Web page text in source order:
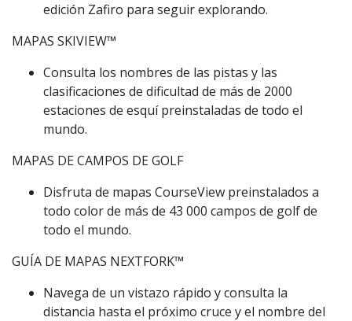
edición Zafiro para seguir explorando.
MAPAS SKIVIEW™️
Consulta los nombres de las pistas y las
clasificaciones de dificultad de más de 2000
estaciones de esquí preinstaladas de todo el
mundo.
MAPAS DE CAMPOS DE GOLF
Disfruta de mapas CourseView preinstalados a
todo color de más de 43 000 campos de golf de
todo el mundo.
GUÍA DE MAPAS NEXTFORK™️
Navega de un vistazo rápido y consulta la
distancia hasta el próximo cruce y el nombre del